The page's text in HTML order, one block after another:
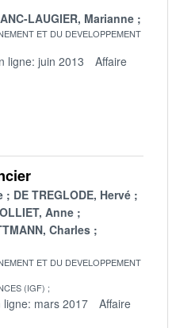
LAUGIER, Marianne
ET DU DEVELOPPEMENT
ligne: juin 2013
Affaire
DE TREGLODE, Hervé
Anne
Charles
ET DU DEVELOPPEMENT
(IGF)
ligne: mars 2017
Affaire